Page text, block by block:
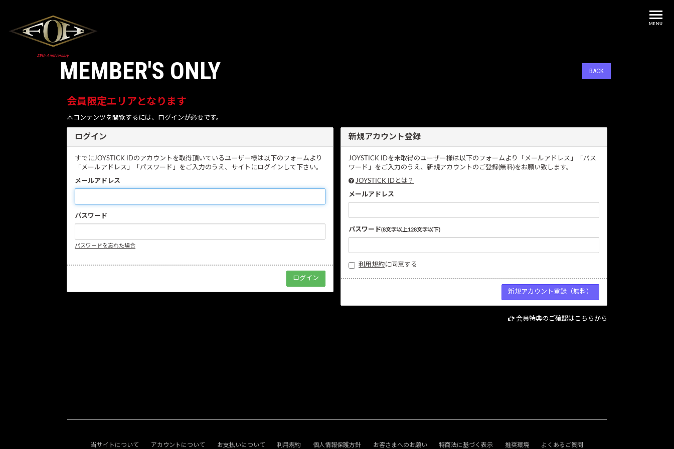
MENU
MEMBER'S ONLY BACK
会員限定エリアとなります
本コンテンツを閲覧するには、ログインが必要です。
ログイン
すでにJOYSTICK IDのアカウントを取得頂いているユーザー様は以下のフォームより
「メールアドレス」「パスワード」をご入力のうえ、サイトにログインして下さい。
メールアドレス
パスワード
パスワードを忘れた場合
新規アカウント登録
JOYSTICK IDを未取得のユーザー様は以下のフォームより「メールアドレス」「パス
ワード」をご入力のうえ、新規アカウントのご登録(無料)をお願い致します。
JOYSTICK IDとは？
メールアドレス
パスワード(8文字以上128文字以下)
利用規約に同意する
会員特典のご確認はこちらから
当サイトについて アカウントについて お支払いについて 利用規約 個人情報保護方針 お客さまへのお願い 特商法に基づく表示 推奨環境 よくあるご質問